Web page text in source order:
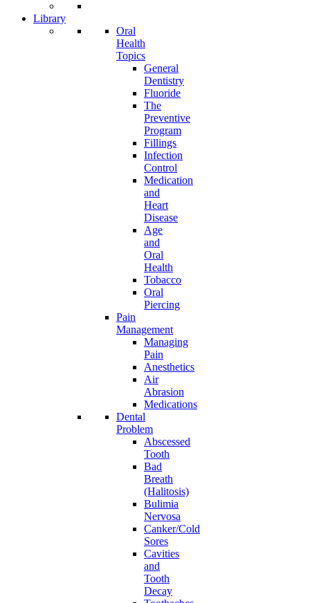
Library
Oral
Health
Topics
General
Dentistry
Fluoride
The
Preventive
Program
Fillings
Infection
Control
Medication
and
Heart
Disease
Age
and
Oral
Health
Tobacco
Oral
Piercing
Pain
Management
Managing
Pain
Anesthetics
Air
Abrasion
Medications
Dental
Problem
Abscessed
Tooth
Bad
Breath
(Halitosis)
Bulimia
Nervosa
Canker/Cold
Sores
Cavities
and
Tooth
Decay